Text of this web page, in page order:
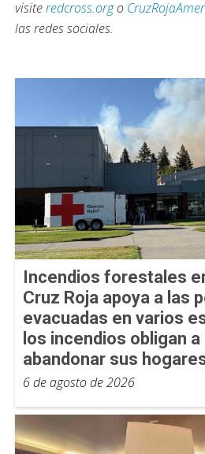
visiteredcross.orgo
las redes sociales.
Incendios forestales
Cruz Roja apoya a las
evacuadas en varios
los incendios obligan
abandonar sus
6 de agosto de 2026